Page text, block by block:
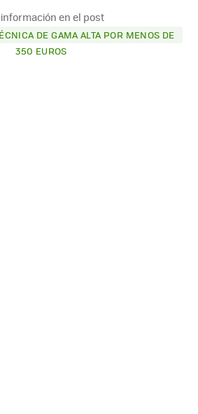
en el post
DE GAMA ALTA POR MENOS DE
350 EUROS